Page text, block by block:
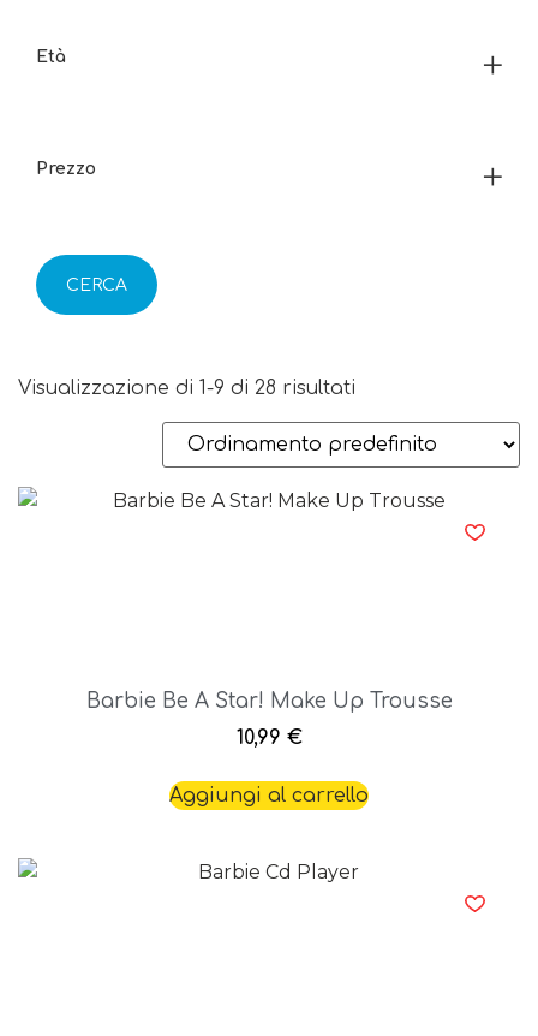
Età
Prezzo
CERCA
Visualizzazione di 1-9 di 28 risultati
Barbie Be A Star! Make Up Trousse
10,99 €
Aggiungi al carrello